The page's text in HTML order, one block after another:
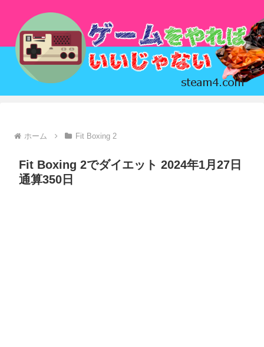
ホーム Fit Boxing 2
Fit Boxing 2でダイエット 2024年1月27日
通算350日